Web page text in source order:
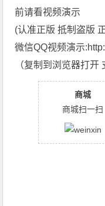
前请看视频演示
(认准正版 抵制盗版
微信QQ视频演示:
（复制到浏览器打开
商城
商城扫一扫